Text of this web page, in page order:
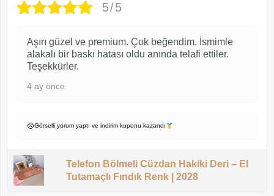
5/5
Aşırı güzel ve premium. Çok beğendim. İsmimle
alakalı bir baskı hatası oldu anında telafi ettiler.
Teşekkürler.
4 ay önce
Görselli yorum yaptı ve indirim kuponu kazandı
Telefon Bölmeli Cüzdan Hakiki Deri – El
Tutamaçlı Fındık Renk | 2028